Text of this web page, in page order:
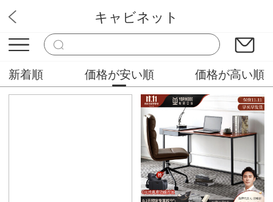
上品家具屋
キャビネット
新着順 価格が安い順 価格が高い順